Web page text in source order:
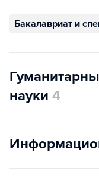
Бакалавриат и
науки 4